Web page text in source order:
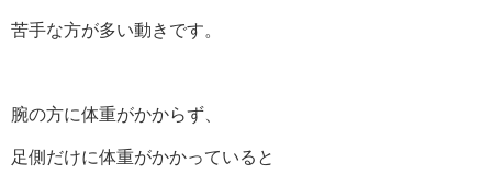
苦手な方が多い動きです。
腕の方に体重がかからず、
足側だけに体重がかかっていると